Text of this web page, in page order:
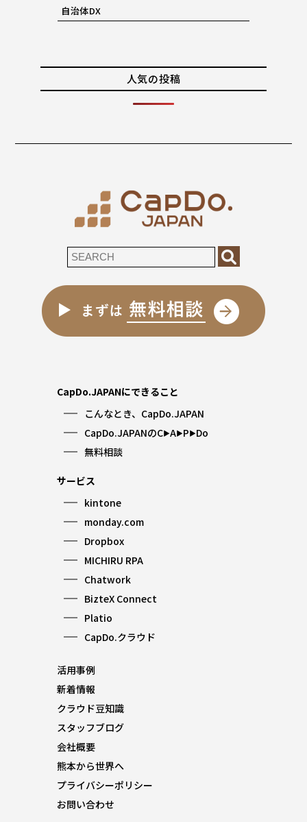
自治体DX
人気の投稿
CapDo.JAPANにできること
こんなとき、CapDo.JAPAN
CapDo.JAPANのC▶︎A▶︎P▶︎Do
無料相談
サービス
kintone
monday.com
Dropbox
MICHIRU RPA
Chatwork
BizteX Connect
Platio
CapDo.クラウド
活用事例
新着情報
クラウド豆知識
スタッフブログ
会社概要
熊本から世界へ
プライバシーポリシー
お問い合わせ